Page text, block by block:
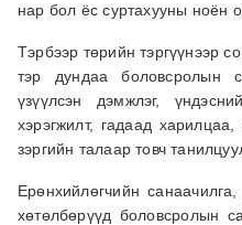
нар бол ёс суртахууны ноён
Тэрбээр төрийн тэргүүнээр
тэр дундаа боловсролын
үзүүлсэн дэмжлэг,
хэрэгжилт, гадаад
зэргийн талаар товч
Ерөнхийлөгчийн
хөтөлбөрүүд боловсролын